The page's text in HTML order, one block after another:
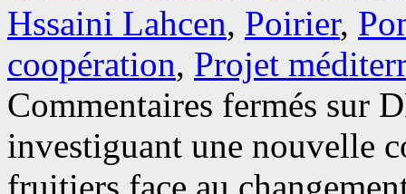
Hssaini Lahcen, Poirier,
coopération, Projet
Commentaires fermés sur
investiguant une nouvelle